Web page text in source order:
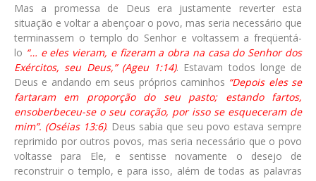
Mas a promessa de Deus era justamente reverter esta
situação e voltar a abençoar o povo, mas seria necessário que
terminassem o templo do Senhor e voltassem a freqüentá-
lo “… e eles vieram, e fizeram a obra na casa do Senhor dos
Exércitos, seu Deus,” (Ageu 1:14). Estavam todos longe de
Deus e andando em seus próprios caminhos “Depois eles se
fartaram em proporção do seu pasto; estando fartos,
ensoberbeceu-se o seu coração, por isso se esqueceram de
mim”. (Oséias 13:6). Deus sabia que seu povo estava sempre
reprimido por outros povos, mas seria necessário que o povo
voltasse para Ele, e sentisse novamente o desejo de
reconstruir o templo, e para isso, além de todas as palavras